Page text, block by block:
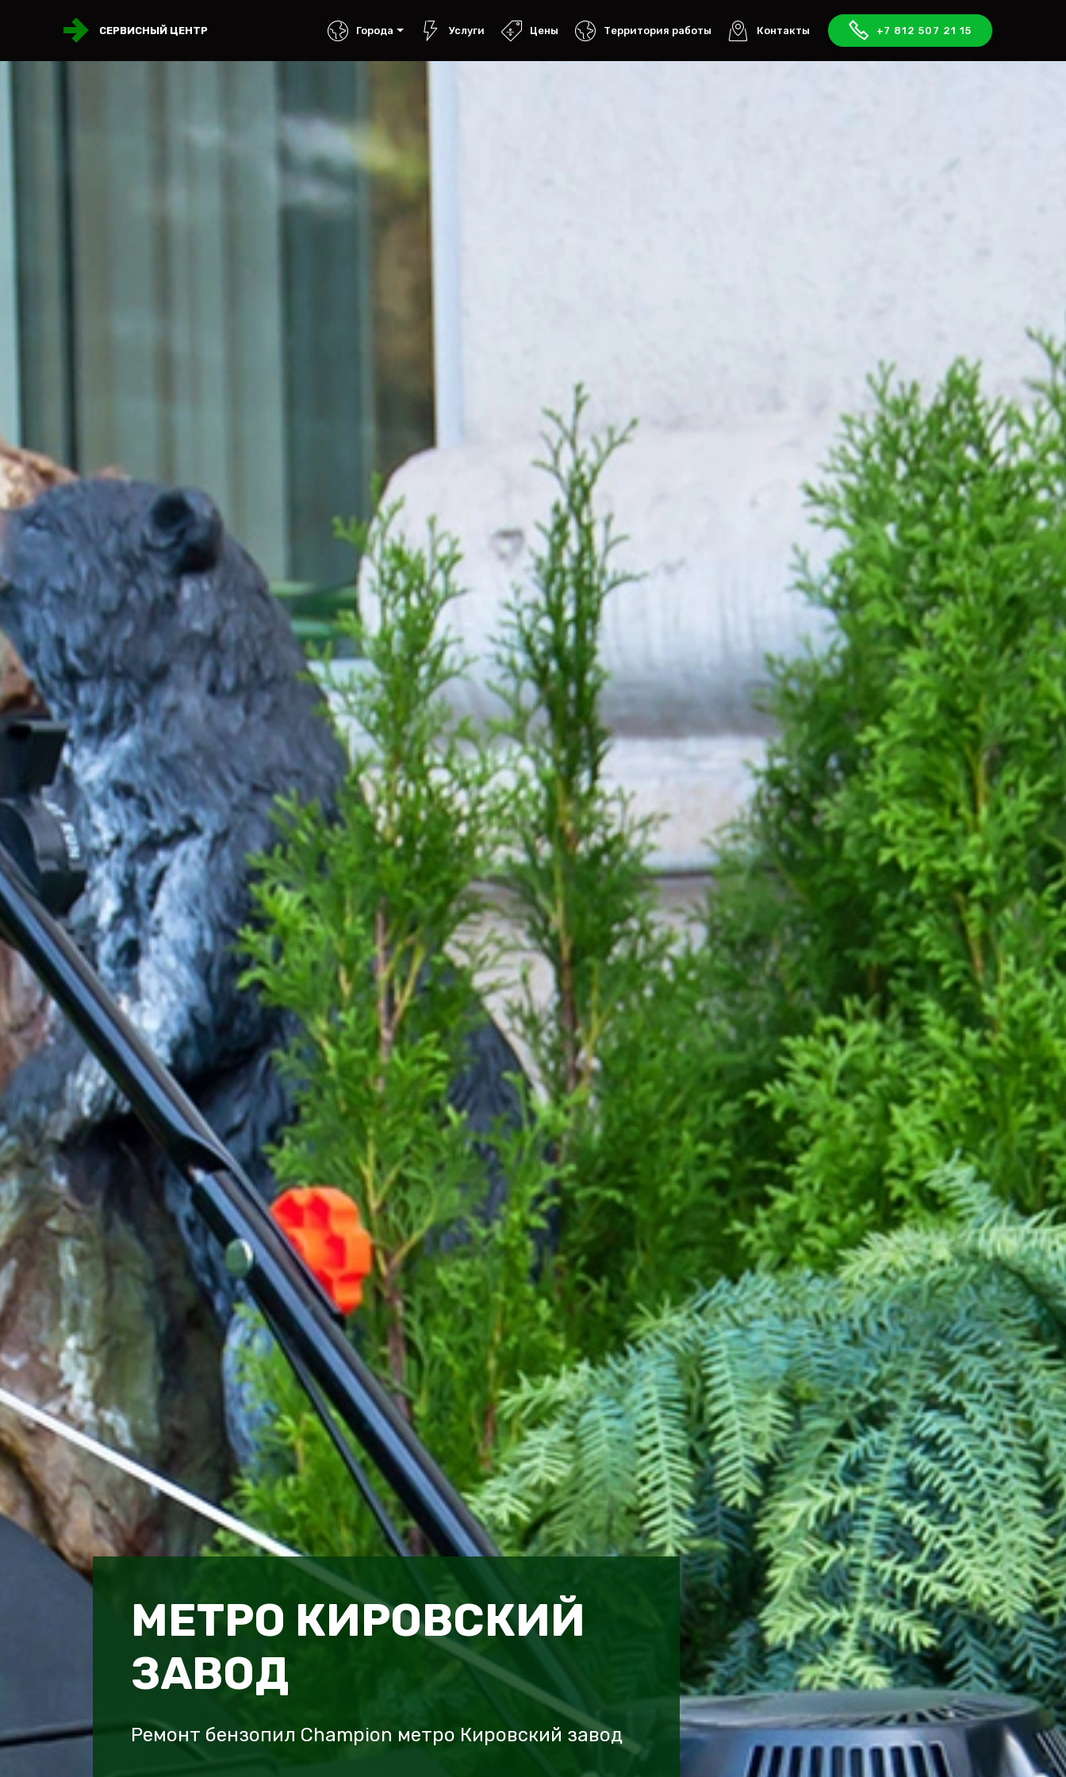
СЕРВИСНЫЙ ЦЕНТР Города Услуги Цены Территория работы Контакты +7 812 507 21 15
МЕТРО КИРОВСКИЙ
ЗАВОД
Ремонт бензопил Champion метро Кировский завод